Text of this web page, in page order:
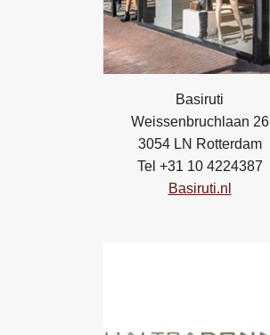
Basiruti
Weissenbruchlaan 26
3054 LN Rotterdam
Tel +31 10 4224387
Basiruti.nl